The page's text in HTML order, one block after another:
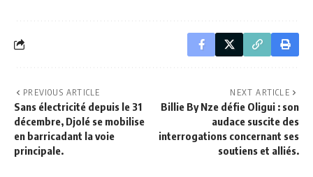
PREVIOUS ARTICLE
Sans électricité depuis le 31
décembre, Djolé se mobilise
en barricadant la voie
principale.
NEXT ARTICLE
Billie By Nze défie Oligui : son
audace suscite des
interrogations concernant ses
soutiens et alliés.